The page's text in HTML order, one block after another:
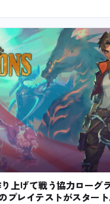
上げて戦う協力ローグ
プレイテストがスター